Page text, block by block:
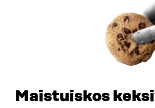
Maistuiskos